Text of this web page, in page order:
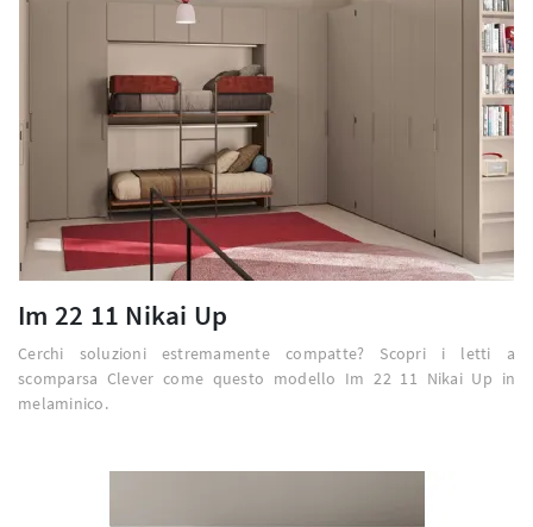
Im 22 11 Nikai Up
Cerchi soluzioni estremamente compatte? Scopri i letti a
scomparsa Clever come questo modello Im 22 11 Nikai Up in
melaminico.